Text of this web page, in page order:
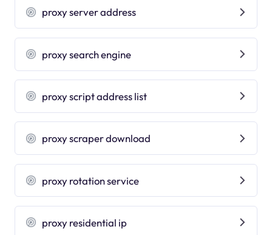
proxy server address
proxy search engine
proxy script address list
proxy scraper download
proxy rotation service
proxy residential ip